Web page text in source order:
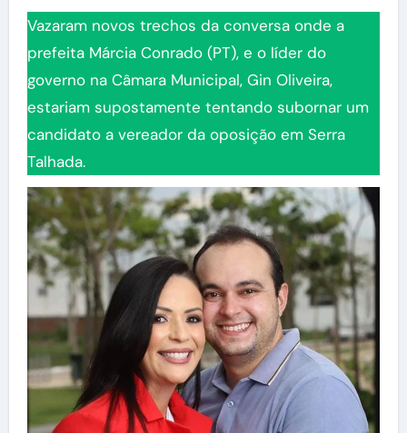
Vazaram novos trechos da conversa onde a
prefeita Márcia Conrado (PT), e o líder do
governo na Câmara Municipal, Gin Oliveira,
estariam supostamente tentando subornar um
candidato a vereador da oposição em Serra
Talhada.